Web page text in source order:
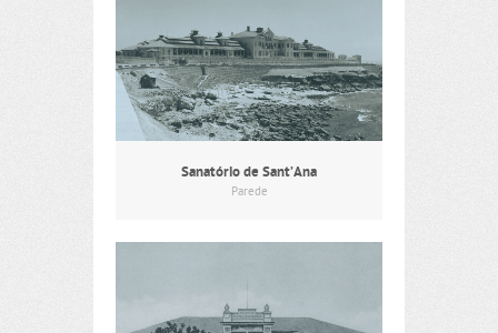
Sanatório de Sant’Ana
Parede